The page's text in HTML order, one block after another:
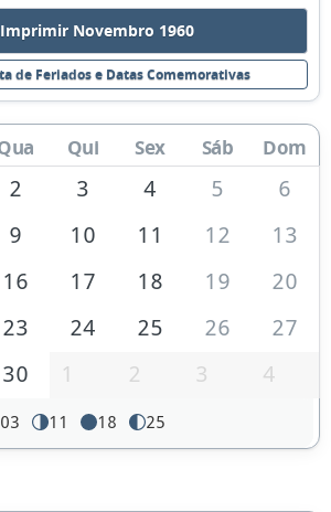
Imprimir Novembro 1960
de Feriados e Datas Comemorativas
Qui Sex Sáb Dom
2 3 4 5
6
9 10 11 12
13
16 17 18 19
20
23 24 25 26
27
30 1 2 3 4
03 11 18 25